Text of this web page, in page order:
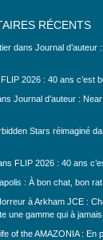
RÉCENTS
dans Journal d’auteur
FLIP 2026 : 40 ans c’est
Journal d’auteur : Near
Stars réimaginé
FLIP 2026 : 40 ans
: À bon chat, bon rat
à Arkham JCE :
une gamme qui à
of the AMAZONIA : En